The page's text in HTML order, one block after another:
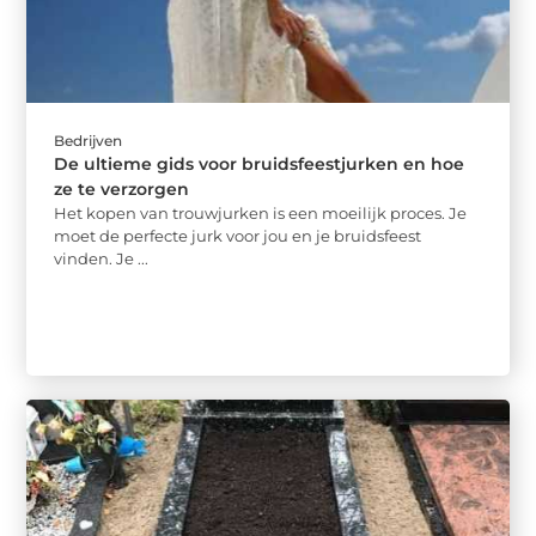
Bedrijven
De ultieme gids voor bruidsfeestjurken en hoe
ze te verzorgen
Het kopen van trouwjurken is een moeilijk proces. Je
moet de perfecte jurk voor jou en je bruidsfeest
vinden. Je ...